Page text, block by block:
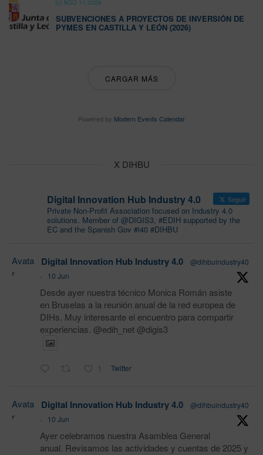
AGO 11 2026
SUBVENCIONES A PROYECTOS DE INVERSIÓN DE
PYMES EN CASTILLA Y LEÓN (2026)
CARGAR MÁS
Powered by Modern Events Calendar
X DIHBU
Digital Innovation Hub Industry 4.0 Seguir
Private Non-Profit Association focused on Industry 4.0
solutions. Member of @DIGIS3, #EDIH supported by the
EC and the Spanish Gov #i40 #DIHBU
Avata
r
Digital Innovation Hub Industry 4.0
@dihbuindustry40
·
10 Jun
Desde ayer nuestra técnico Monica Román asiste
en Bruselas a la reunión anual de la red europea de
DIHs. Muy interesante el encuentro para compartir
experiencias. @edih_net @digis3
1 Twitter
Avata
r
Digital Innovation Hub Industry 4.0
@dihbuindustry40
·
10 Jun
Ayer celebramos nuestra Asamblea General
anual. Revisamos las actividades y cuentas de 2025 y